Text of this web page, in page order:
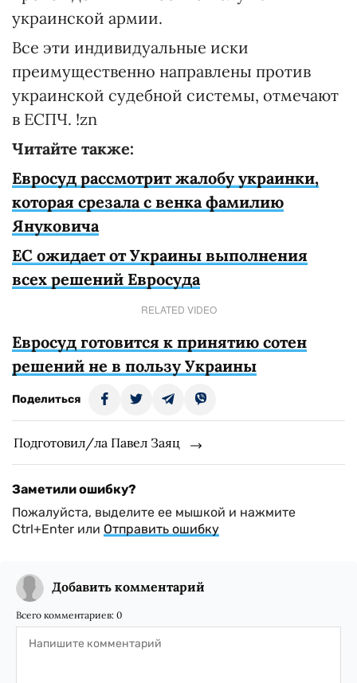
украинской армии.
Все эти индивидуальные иски
преимущественно направлены против
украинской судебной системы, отмечают
в ЕСПЧ. !zn
Читайте также:
Евросуд рассмотрит жалобу украинки,
которая срезала с венка фамилию
Януковича
ЕС ожидает от Украины выполнения
всех решений Евросуда
RELATED VIDEO
Евросуд готовится к принятию сотен
решений не в пользу Украины
Поделиться
Подготовил/ла Павел Заяц
Заметили ошибку?
Пожалуйста, выделите ее мышкой и нажмите
Ctrl+Enter или Отправить ошибку
Добавить комментарий
Всего комментариев: 0